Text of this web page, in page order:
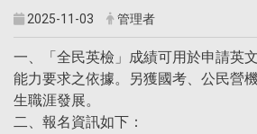
2025-11-03 管理者
一、「全民英檢」成績可用於申請英
能力要求之依據。另獲國考、公民營
生職涯發展。
二、報名資訊如下：